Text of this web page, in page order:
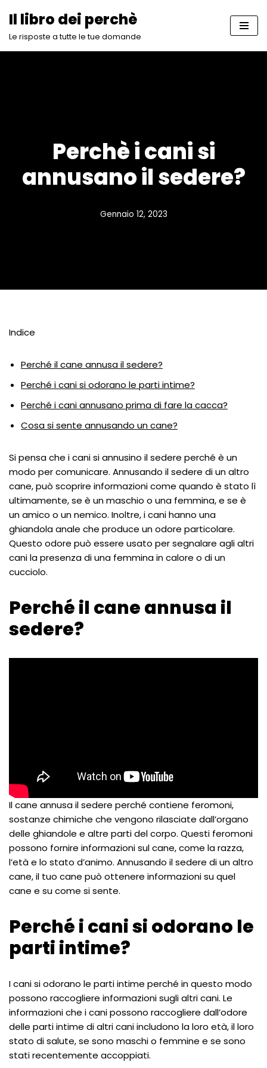
Vai
Il libro dei perchè
Le risposte a tutte le tue domande
Perchè i cani si
annusano il sedere?
Gennaio 12, 2023
Indice
Perché il cane annusa il sedere?
Perché i cani si odorano le parti intime?
Perché i cani annusano prima di fare la cacca?
Cosa si sente annusando un cane?
Si pensa che i cani si annusino il sedere perché è un
modo per comunicare. Annusando il sedere di un altro
cane, può scoprire informazioni come quando è stato lì
ultimamente, se è un maschio o una femmina, e se è
un amico o un nemico. Inoltre, i cani hanno una
ghiandola anale che produce un odore particolare.
Questo odore può essere usato per segnalare agli altri
cani la presenza di una femmina in calore o di un
cucciolo.
Perché il cane annusa il
sedere?
Il cane annusa il sedere perché contiene feromoni,
sostanze chimiche che vengono rilasciate dall’organo
delle ghiandole e altre parti del corpo. Questi feromoni
possono fornire informazioni sul cane, come la razza,
l’età e lo stato d’animo. Annusando il sedere di un altro
cane, il tuo cane può ottenere informazioni su quel
cane e su come si sente.
Perché i cani si odorano le
parti intime?
I cani si odorano le parti intime perché in questo modo
possono raccogliere informazioni sugli altri cani. Le
informazioni che i cani possono raccogliere dall’odore
delle parti intime di altri cani includono la loro età, il loro
stato di salute, se sono maschi o femmine e se sono
stati recentemente accoppiati.